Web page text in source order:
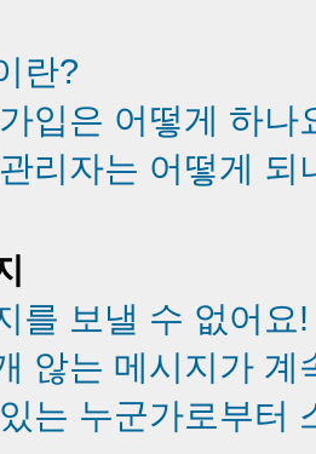
란?
입은 어떻게 하나
리자는 어떻게 되
를 보낼 수 없어요!
않는 메시지가 계
는 누군가로부터